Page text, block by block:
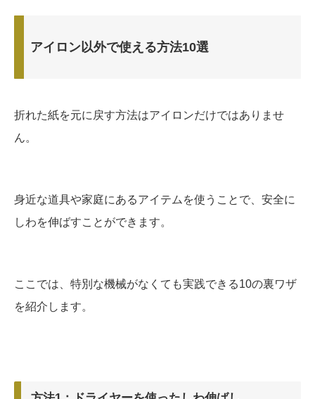
アイロン以外で使える方法10選
折れた紙を元に戻す方法はアイロンだけではありませ
ん。
身近な道具や家庭にあるアイテムを使うことで、安全に
しわを伸ばすことができます。
ここでは、特別な機械がなくても実践できる10の裏ワザ
を紹介します。